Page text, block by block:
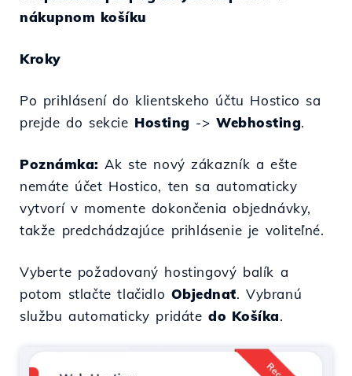
nákupnom košíku
Kroky
Po prihlásení do klientskeho účtu Hostico sa
prejde do sekcie Hosting ->Webhosting.
Poznámka: Ak ste nový zákazník a ešte
nemáte účet Hostico, ten sa automaticky
vytvorí v momente dokončenia objednávky,
takže predchádzajúce prihlásenie je voliteľné.
Vyberte požadovaný hostingový balík a
potom stlačte tlačidlo Objednať. Vybranú
službu automaticky pridátedo Košíka.